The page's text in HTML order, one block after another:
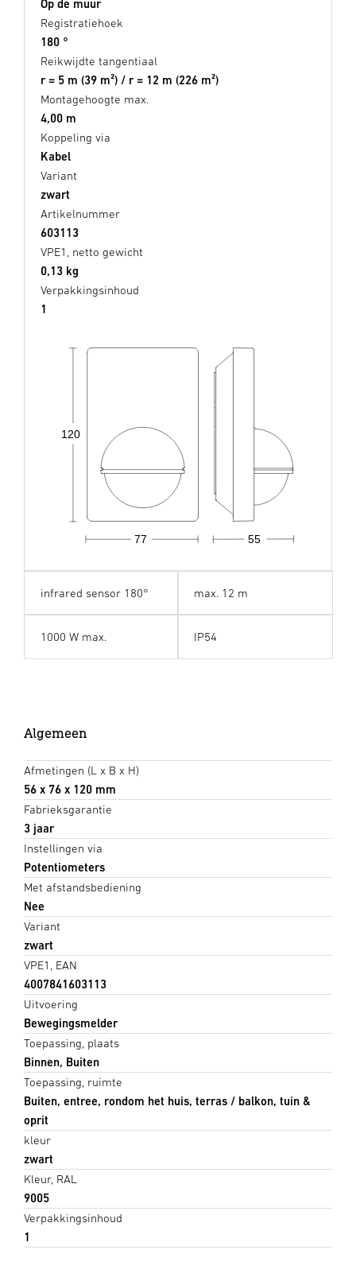
Op de muur
Registratiehoek
180 °
Reikwijdte tangentiaal
r = 5 m (39 m²) / r = 12 m (226 m²)
Montagehoogte max.
4,00 m
Koppeling via
Kabel
Variant
zwart
Artikelnummer
603113
VPE1, netto gewicht
0,13 kg
Verpakkingsinhoud
1
77 55
120
infrared sensor 180° max. 12 m
1000 W max. IP54
Algemeen
Afmetingen (L x B x H)
56 x 76 x 120 mm
Fabrieksgarantie
3 jaar
Instellingen via
Potentiometers
Met afstandsbediening
Nee
Variant
zwart
VPE1, EAN
4007841603113
Uitvoering
Bewegingsmelder
Toepassing, plaats
Binnen, Buiten
Toepassing, ruimte
Buiten, entree, rondom het huis, terras / balkon, tuin &
oprit
kleur
zwart
Kleur, RAL
9005
Verpakkingsinhoud
1